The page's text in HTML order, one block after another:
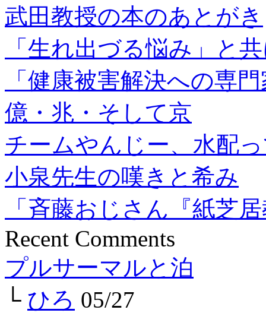
武田教授の本のあとがき
「生れ出づる悩み」と
「健康被害解決への専
億・兆・そして京
チームやんじー、水配
小泉先生の嘆きと希み
「斉藤おじさん『紙芝
Recent Comments
プルサーマルと泊
└ ひろ 05/27